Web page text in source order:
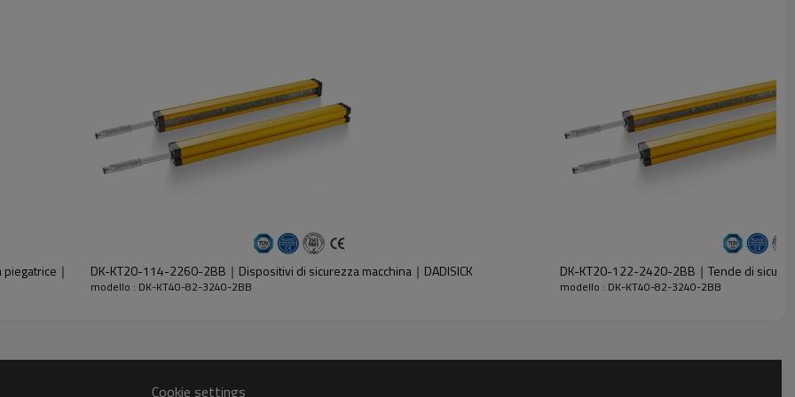
dell'emettitore e del ricevitore.
｜
DK-KT20-114-2260-2BB｜Dispositivi di sicurezza macchina｜DADISICK
modello : DK-KT40-82-3240-2BB
DK-KT20-122-2420-2BB｜Tende di
modello : DK-KT40-82-3240-2BB
Cookie settings